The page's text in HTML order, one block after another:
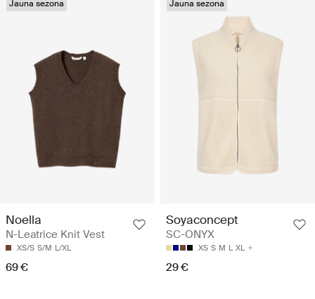
Jauna sezona
Noella
N-Leatrice Knit Vest
XS/S S/M L/XL
69 €
Jauna sezona
Soyaconcept
SC-ONYX
XS S M L XL
29 €